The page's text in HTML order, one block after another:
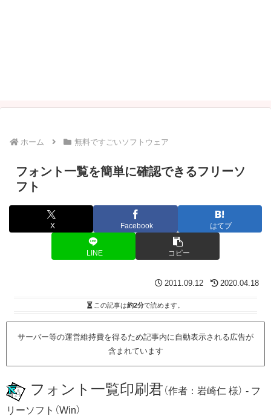
ホーム 無料ですごいソフトウェア
フォント一覧を簡単に確認できるフリーソ
フト
X Facebook はてブ
LINE コピー
2011.09.12 2020.04.18
この記事は約2分で読めます。
サーバー等の運営維持費を得るため記事内に自動表示される広告が
含まれています
フォント一覧印刷君 （作者：岩崎仁 様） - フ
リーソフト（Win）